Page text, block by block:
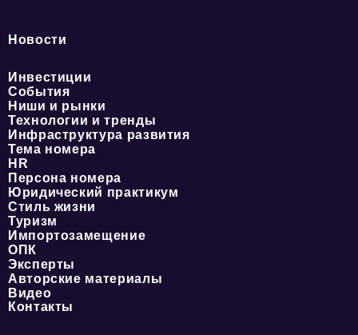
Новости
Инвестиции
События
Ниши и рынки
Технологии и тренды
Инфраструктура развития
Тема номера
HR
Персона номера
Юридический практикум
Стиль жизни
Туризм
Импортозамещение
ОПК
Эксперты
Авторские материалы
Видео
Контакты